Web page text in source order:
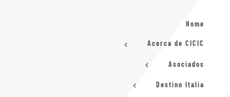
Home
Acerca de CICIC
Asociados
Destino Italia